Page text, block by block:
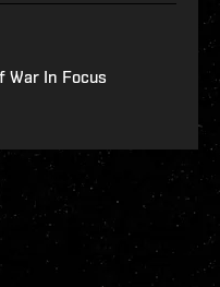
War In Focus